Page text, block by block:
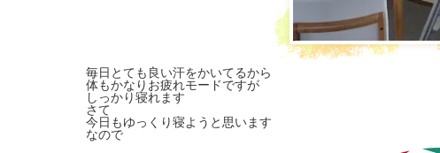
毎日とても良い汗をかいてるから
体もかなりお疲れモードですが
しっかり寝れます
さて
今日もゆっくり寝ようと思います
なので